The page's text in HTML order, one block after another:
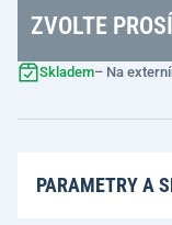
ZVOLTE
Skladem– Na
PARAMETRY A